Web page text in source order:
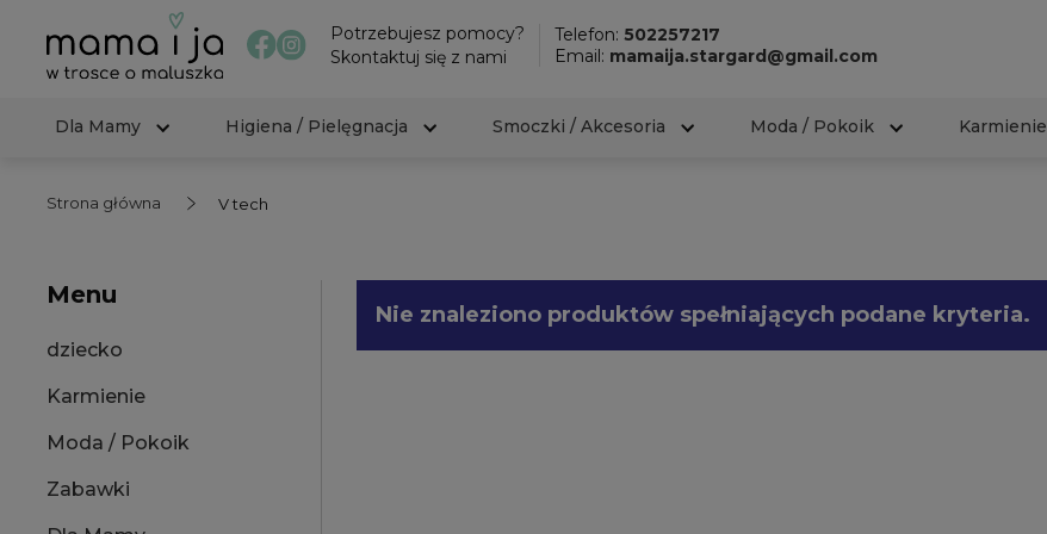
Potrzebujesz pomocy?
Skontaktuj się z nami
Telefon:502257217
Email: mamaija.stargard@gmail.com
Dla Mamy
Higiena / Pielęgnacja Smoczki / Akcesoria Moda / Pokoik Karmienie
Strona główna V tech
Menu
dziecko
Karmienie
Moda / Pokoik
Zabawki
Nie znaleziono produktów spełniających podane kryteria.